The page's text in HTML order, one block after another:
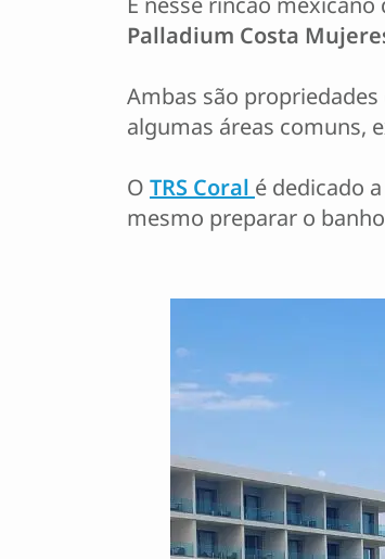
Palladium Costa
Ambas são
algumas áreas comuns,
O TRS Coral é dedicado
mesmo preparar o